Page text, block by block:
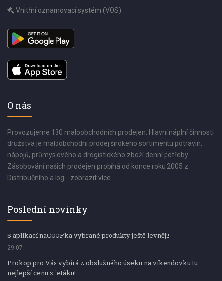
Vnitřní oznamovací systém (VOS)
O nás
Provozujeme 130 maloobchodních prodejen. Hlavní náplní činnosti
družstva je maloobchodní prodej širokého sortimentu potravin,
nápojů, průmyslového a drogistického zboží denní potřeby.
Zásobování našich prodejen probíhá od konce roku 2005 z
Distribučního a log... zobrazit více
Poslední novinky
S aplikací naCOOPka vybrané produkty ještě levněji!
29.07
Prokop pro Vás vybírá z obslužného úseku na víkendovku tu
nejlepší cenu z letáku!